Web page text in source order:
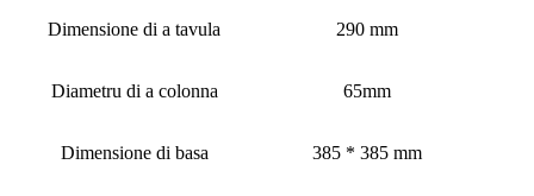
Dimensione di a tavula 290 mm
Diametru di a colonna 65mm
Dimensione di basa 385 * 385 mm